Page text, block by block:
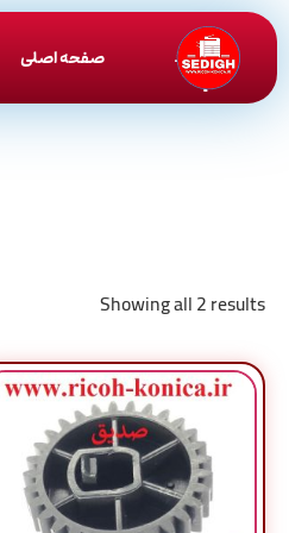
صفحه اصلی
Showing all 2 results